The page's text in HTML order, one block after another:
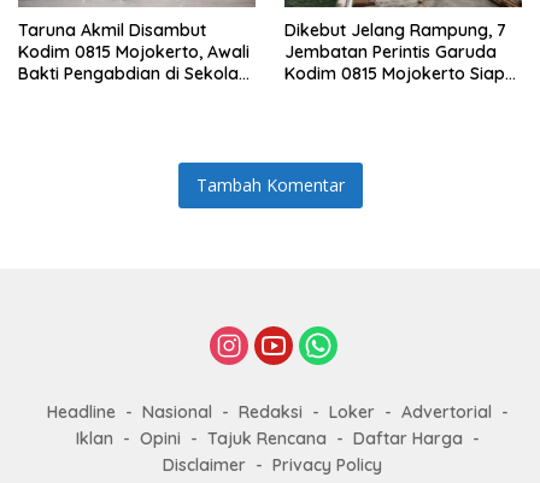
Taruna Akmil Disambut
Kodim 0815 Mojokerto, Awali
Bakti Pengabdian di Sekolah
Dikebut Jelang Rampung, 7
Jembatan Perintis Garuda
Kodim 0815 Mojokerto Siap
Tambah Komentar
Headline Nasional Redaksi Loker
Advertorial
Iklan
Opini Tajuk Rencana
Daftar Harga
Disclaimer
Privacy Policy